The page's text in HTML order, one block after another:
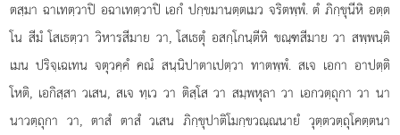
ตสฺมา ฉาเทตฺวาปิ อฉาเทตฺวาปิ เอกํ ปกฺขมานตฺตเมว จริตพฺพํ. ตํ ภิกฺขุนีหิ อตฺต
โน สีมํ โสเธตฺวา วิหารสีมาย วา, โสเธตุํ อสกฺโกนฺตีหิ ขณฺฑสีมาย วา สพฺพนฺติ
เมน ปริจฺเฉเทน จตุวคฺคํ คณํ สนฺนิปาตาเปตฺวา ทาตพฺพํ. สเจ เอกา อาปตฺติ
โหติ, เอกิสฺสา วเสน, สเจ ทฺเว วา ติสฺโส วา สมฺพหุลา วา เอกวตฺถุกา วา นา
นาวตฺถุกา วา, ตาสํ ตาสํ วเสนภิกฺขุปาติโมกฺขวณฺณนายํ วุตฺตวตฺถุโคตฺตนา